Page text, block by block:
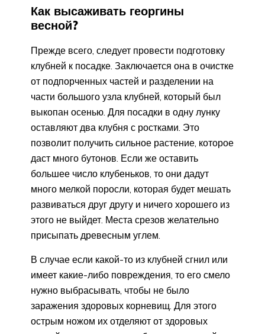
Как высаживать георгины
весной?
Прежде всего, следует провести подготовку
клубней к посадке. Заключается она в очистке
от подпорченных частей и разделении на
части большого узла клубней, который был
выкопан осенью. Для посадки в одну лунку
оставляют два клубня с ростками. Это
позволит получить сильное растение, которое
даст много бутонов. Если же оставить
большее число клубеньков, то они дадут
много мелкой поросли, которая будет мешать
развиваться друг другу и ничего хорошего из
этого не выйдет. Места срезов желательно
присыпать древесным углем.
В случае если какой-то из клубней сгнил или
имеет какие-либо повреждения, то его смело
нужно выбрасывать, чтобы не было
заражения здоровых корневищ. Для этого
острым ножом их отделяют от здоровых